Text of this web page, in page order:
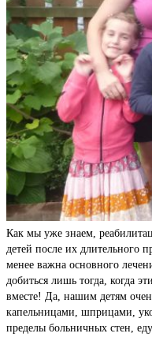
Как мы уже знаем,
детей после их длительного
менее важна основного
добиться лишь тогда, когда
вместе! Да, нашим детям
капельницами, шприцами,
пределы больничных стен,